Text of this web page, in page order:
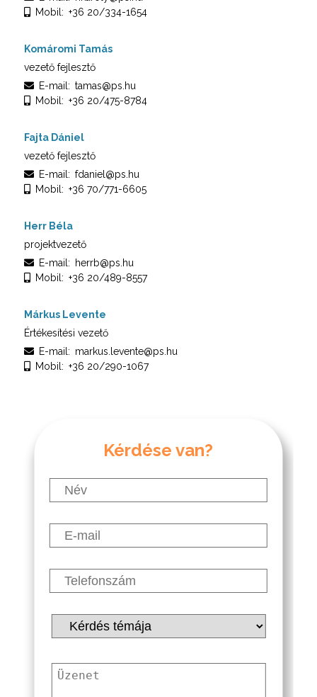
Mobil: +36 20/334-1654
Komáromi Tamás
vezető fejlesztő
E-mail: tamas@ps.hu
Mobil: +36 20/475-8784
Fajta Dániel
vezető fejlesztő
E-mail: fdaniel@ps.hu
Mobil: +36 70/771-6605
Herr Béla
projektvezető
E-mail:
herrb@ps.hu
Mobil: +36 20/489-8557
Márkus Levente
Értékesítési vezető
E-mail: markus.levente@ps.hu
Mobil: +36 20/290-1067
Kérdése van?